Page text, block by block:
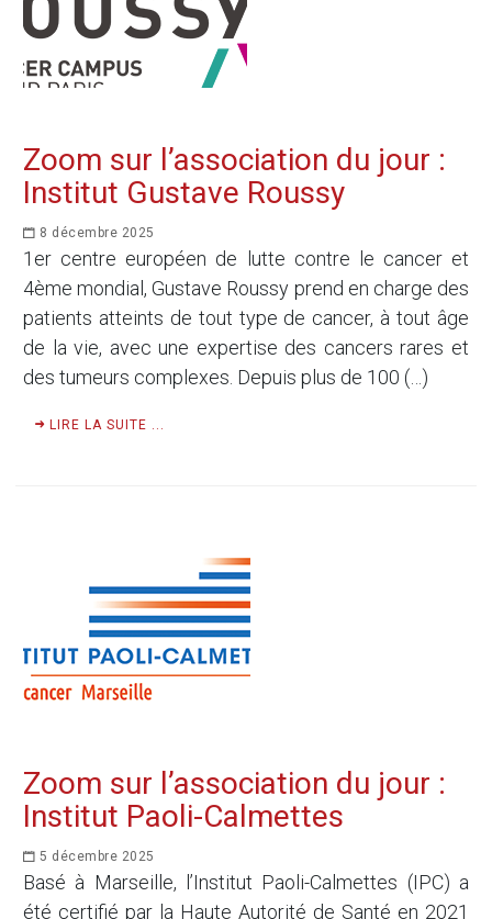
Zoom sur l’association du jour :
Institut Gustave Roussy
8 décembre 2025
1er centre européen de lutte contre le cancer et
4ème mondial, Gustave Roussy prend en charge des
patients atteints de tout type de cancer, à tout âge
de la vie, avec une expertise des cancers rares et
des tumeurs complexes. Depuis plus de 100 (…)
LIRE LA SUITE ...
Zoom sur l’association du jour :
Institut Paoli-Calmettes
5 décembre 2025
Basé à Marseille, l’Institut Paoli-Calmettes (IPC) a
été certifié par la Haute Autorité de Santé en 2021